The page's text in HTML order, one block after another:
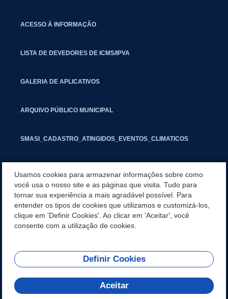
ACESSO À INFORMAÇÃO
LISTA DE DEVEDORES DE ICMS/IPVA
GALERIA DE APLICATIVOS
ARQUIVO PÚBLICO MUNICIPAL
SMASI_CADASTRO_ATINGIDOS_EVENTOS_CLIMATICOS
INFORMATIVO PIT
SEGUNDA VIA IPTU
REDES SOCIAIS
Usamos cookies para armazenar informações sobre como
você usa o nosso site e as páginas que visita. Tudo para
tornar sua experiência a mais agradável possível. Para
entender os tipos de cookies que utilizamos e customizá-los,
clique em 'Definir Cookies'. Ao clicar em 'Aceitar', você
consente com a utilização de cookies.
Definir Cookies
Aceitar